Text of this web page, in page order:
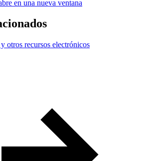
en una nueva ventana
otros recursos electrónicos